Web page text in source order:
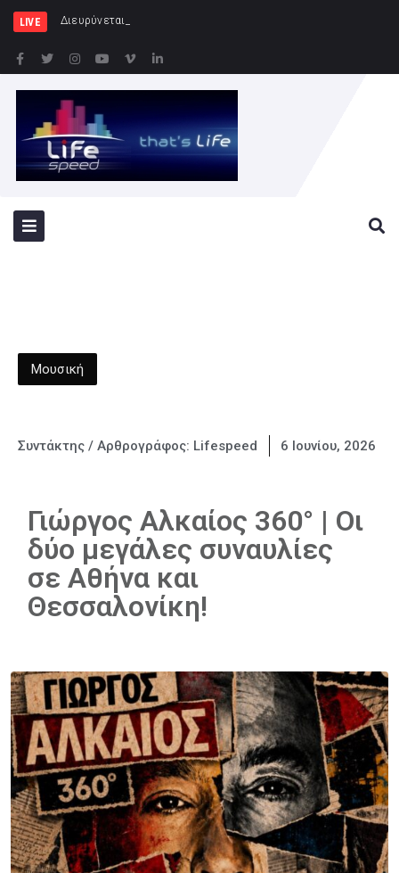
LIVE Διευρύνεται η εθνική πρωτοβουλία
Μουσική
Συντάκτης / Αρθρογράφος: Lifespeed 6 Ιουνίου, 2026
Γιώργος Αλκαίος 360° | Οι
δύο μεγάλες συναυλίες
σε Αθήνα και
Θεσσαλονίκη!